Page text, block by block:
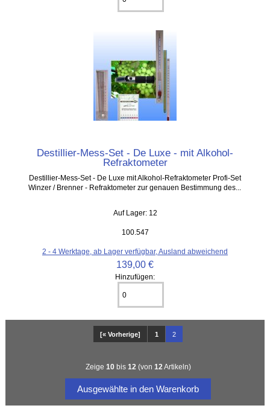
Destillier-Mess-Set - De Luxe - mit Alkohol-
Refraktometer
Destillier-Mess-Set - De Luxe mit Alkohol-Refraktometer Profi-Set
Winzer / Brenner - Refraktometer zur genauen Bestimmung des...
Auf Lager: 12
100.547
2 - 4 Werktage, ab Lager verfügbar, Ausland abweichend
139,00 €
Hinzufügen:
[« Vorherige] 1 2
Zeige 10bis 12 (von 12 Artikeln)